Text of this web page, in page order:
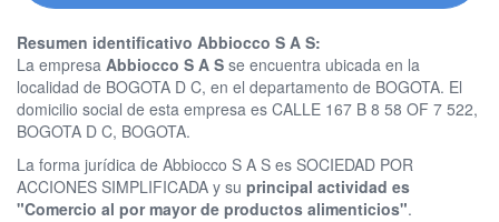
Resumen identificativo Abbiocco S A S:
La empresa Abbiocco S A S se encuentra ubicada en la
localidad de BOGOTA D C, en el departamento de BOGOTA. El
domicilio social de esta empresa es CALLE 167 B 8 58 OF 7 522,
BOGOTA D C, BOGOTA.
La forma jurídica de Abbiocco S A S es SOCIEDAD POR
ACCIONES SIMPLIFICADA y su principal actividad es
"Comercio al por mayor de productos alimenticios".